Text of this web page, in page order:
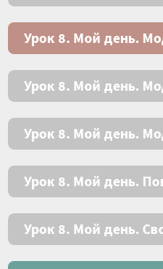
Урок 8. Мой день.
Урок 8. Мой день.
Урок 8. Мой день.
Урок 8. Мой день.
Урок 8. Мой день.